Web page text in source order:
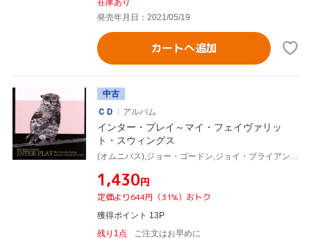
発売年月日：2021/05/19
カートへ追加
中古
ＣＤ
アルバム
インター・プレイ～マイ・フェイヴァリッ
ト・スウィングス
¥1,430円
定価より644円（31%）おトク
獲得ポイント 13P
残り1点
ご注文はお早めに